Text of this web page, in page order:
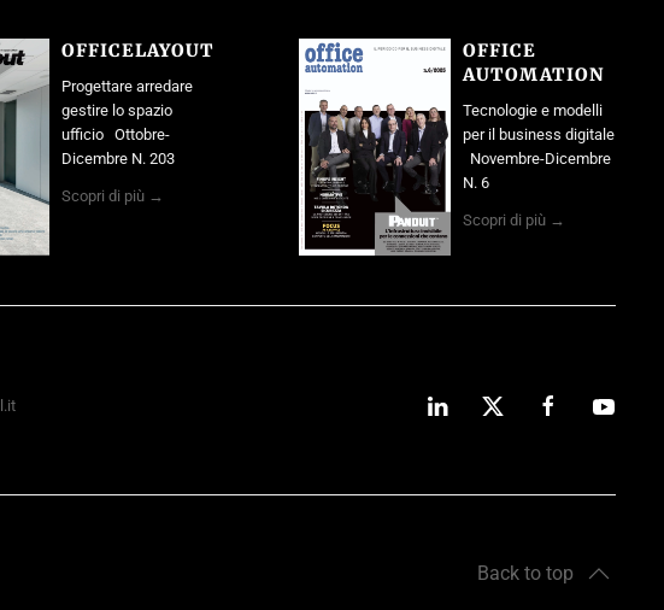
OFFICELAYOUT
Progettare arredare
gestire lo spazio
ufficio Ottobre-
Dicembre N. 203
Scopri di più →
OFFICE
AUTOMATION
Tecnologie e modelli
per il business digitale
Novembre-Dicembre
N. 6
Scopri di più →
Back to top